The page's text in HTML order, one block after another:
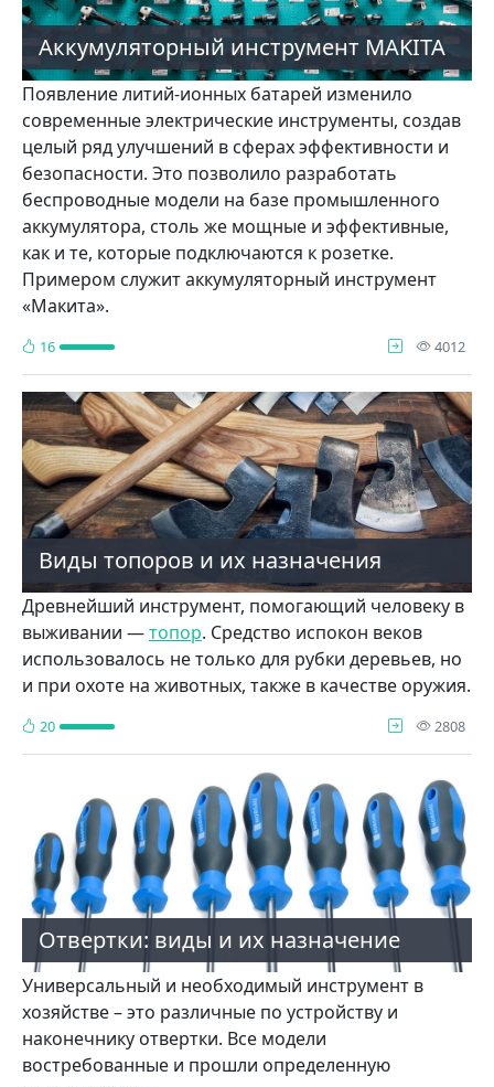
Аккумуляторный инструмент MAKITA
Появление литий-ионных батарей изменило
современные электрические инструменты, создав
целый ряд улучшений в сферах эффективности и
безопасности. Это позволило разработать
беспроводные модели на базе промышленного
аккумулятора, столь же мощные и эффективные,
как и те, которые подключаются к розетке.
Примером служит аккумуляторный инструмент
«Макита».
16 4012
Виды топоров и их назначения
Древнейший инструмент, помогающий человеку в
выживании —топор. Средство испокон веков
использовалось не только для рубки деревьев, но
и при охоте на животных, также в качестве оружия.
20 2808
Отвертки: виды и их назначение
Универсальный и необходимый инструмент в
хозяйстве – это различные по устройству и
наконечнику отвертки. Все модели
востребованные и прошли определенную